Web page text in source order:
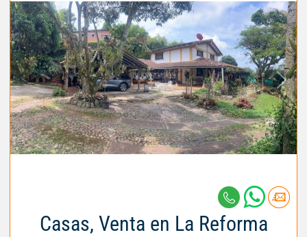
Casas, Venta en La Reforma